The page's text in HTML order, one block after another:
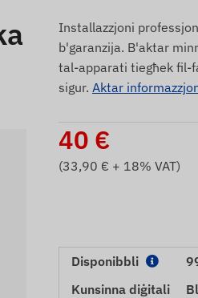
Installazzjoni
b'garanzija. B'aktar
tal-apparati tiegħek fil-
sigur. Aktar
40 €
(33,90 € + 18% VAT)
Disponibbli
Kunsinna diġitali